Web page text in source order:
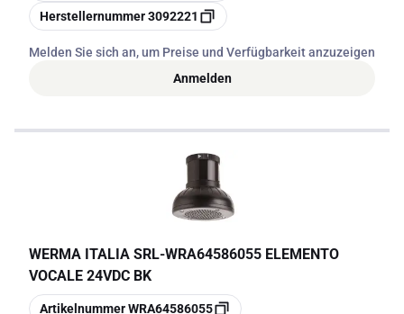
Kopieren
Herstellernummer3092221
Melden Sie sich an, um Preise und Verfügbarkeit anzuzeigen
Anmelden
WERMA ITALIA SRL-WRA64586055 ELEMENTO
VOCALE 24VDC BK
Kopieren
ArtikelnummerWRA64586055